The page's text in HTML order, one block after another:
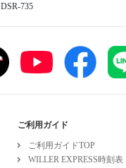
DSR-735
ご利用ガイド
ご利用ガイドTOP
WILLER EXPRESS時刻表